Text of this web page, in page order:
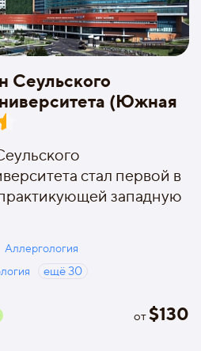
Сеульского
(Южная
стал первой в
западную
Аллергология
ещё30
от$130